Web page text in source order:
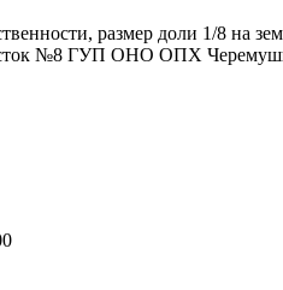
размер доли 1/8 на
№8 ГУП ОНО ОПХ